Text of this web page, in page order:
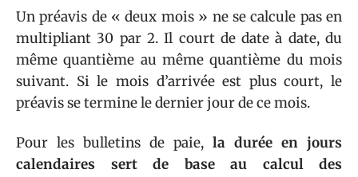
Un préavis de « deux mois » ne se calcule pas en
multipliant 30 par 2. Il court de date à date, du
même quantième au même quantième du mois
suivant. Si le mois d’arrivée est plus court, le
préavis se termine le dernier jour de ce mois.
Pour les bulletins de paie, la durée en jours
calendaires sert de base au calcul des